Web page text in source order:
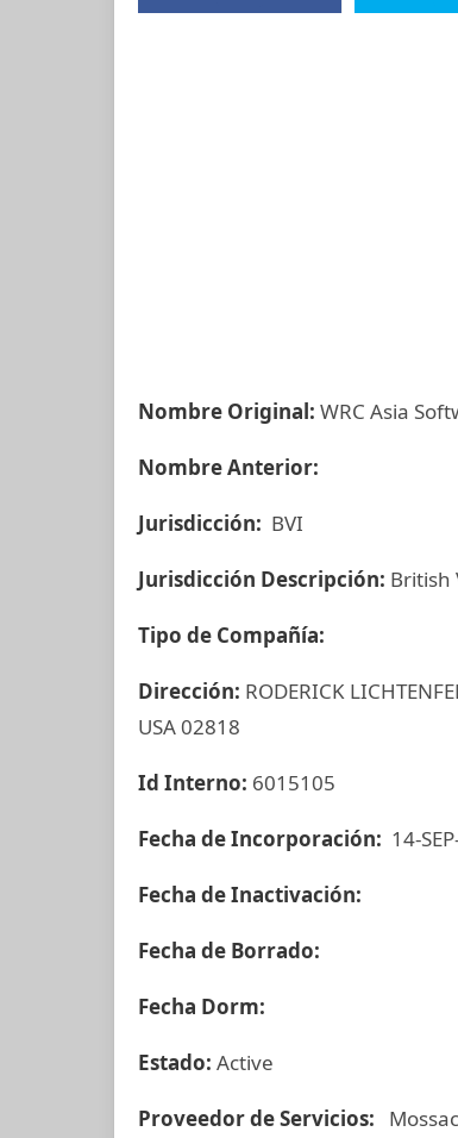
Nombre Original: WRC Asia
Nombre Anterior:
Jurisdicción: BVI
Jurisdicción Descripción: British
Tipo de Compañía:
Dirección: RODERICK
USA 02818
Id Interno: 6015105
Fecha de Incorporación: 14-
Fecha de Inactivación:
Fecha de Borrado:
Fecha Dorm:
Estado: Active
Proveedor de Servicios: